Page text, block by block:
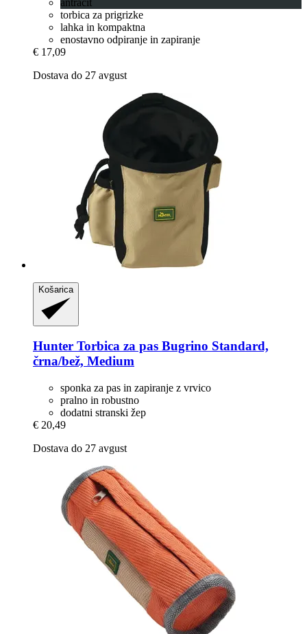
torbica za prigrizke
lahka in kompaktna
enostavno odpiranje in zapiranje
€ 17,09
Dostava do 27 avgust
Košarica
Hunter Torbica za pas Bugrino Standard,
črna/bež, Medium
sponka za pas in zapiranje z vrvico
pralno in robustno
dodatni stranski žep
€ 20,49
Dostava do 27 avgust